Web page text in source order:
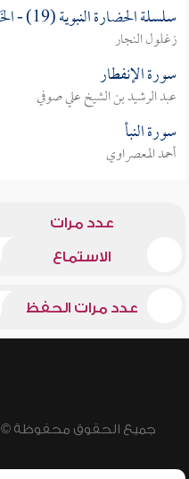
سلسلة الحضارة النبوية (19) - الخَلقُ من الرزق
زغلول النجار
سورة الإنفطار
عبد الرشيد بن الشيخ علي صوفي
سورة النبأ
أحمد المعصراوي
عدد مرات
الاستماع
عدد مرات الحفظ
جميع الحقوق محفوظة © 2026 - 1998 لشبكة إسلام ويب